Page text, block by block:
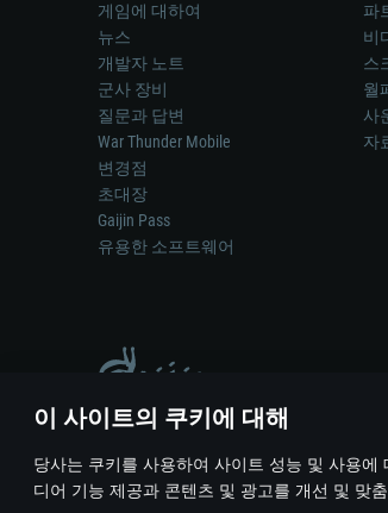
이 사이트의 쿠키에 대해
당사는 쿠키를 사용하여 사이트 성능 및 사용
디어 기능 제공과 콘텐츠 및 광고를 개선 및 맞
게임에 대하여
뉴스
개발자 노트
군사 장비
질문과 답변
War Thunder Mobile
변경점
초대장
Gaijin Pass
유용한 소프트웨어
파
비
스
월
사
자
게임 에서 어떠한 현실의 무기나 차량
© 2011—2026 Gaijin Games Kft. All
이용 약관